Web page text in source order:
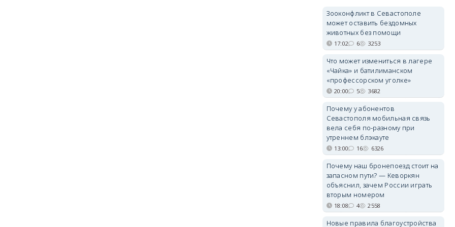
Зооконфликт в Севастополе
может оставить бездомных
животных без помощи
17:02 6 3253
Что может измениться в лагере
«Чайка» и батилиманском
«профессорском уголке»
20:00 5 3682
Почему у абонентов
Севастополя мобильная связь
вела себя по-разному при
утреннем блэкауте
13:00 16 6326
Почему наш бронепоезд стоит на
запасном пути? — Кеворкян
объяснил, зачем России играть
вторым номером
18:08 4 2558
Новые правила благоустройства